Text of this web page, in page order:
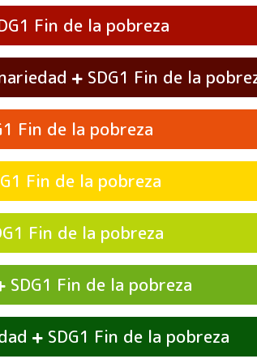
actividadesSistemas SDG1Fin
Fin de la pobreza
actividadesAtención SDG1Fin
SDG1 Fin de la
actividades Transdisciplinariedad
Fin de la pobreza
actividades Crítica
Fin de la pobreza
actividadesFuturos SDG1Fin
Fin de la pobreza
actividadesEmpatía SDG1Fin
SDG1 Fin de la pobreza
actividadesCreatividad SDG1
SDG1 Fin de la pobreza